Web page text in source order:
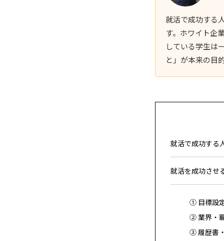
就活で成功する
す。ホワイト企
している学生は
と」が本来の目
就活で成功する
就活を成功させ
① 目標設
② 業界・
③ 履歴書